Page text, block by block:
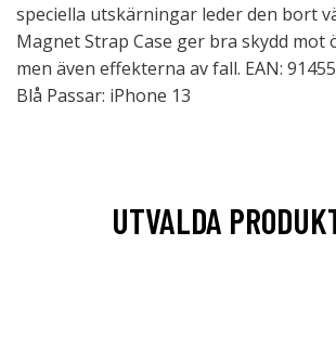
speciella utskärningar leder den bort
Magnet Strap Case ger bra skydd mot
men även effekterna av fall. EAN:
Blå Passar: iPhone 13
UTVALDA